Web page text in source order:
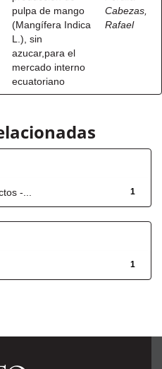
pulpa de mango
(Mangífera Indica
L.), sin
azucar,para el
mercado interno
ecuatoriano
Cabezas,
Rafael
1
-...
1